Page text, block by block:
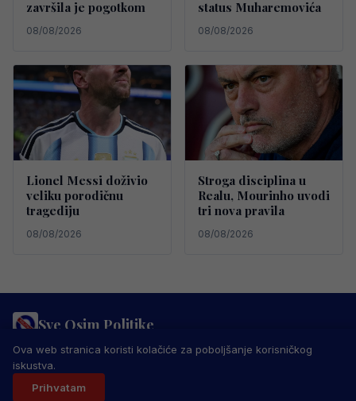
završila je pogotkom
08/08/2026
status Muharemovića
08/08/2026
Lionel Messi doživio
veliku porodičnu
tragediju
08/08/2026
Stroga disciplina u
Realu, Mourinho uvodi
tri nova pravila
08/08/2026
Sve Osim Politike
PRAVILA PRIVATNOSTI MARKETING
USLOVI KORIŠTENJA
IMPRESSUM
© 2026 Sve Osim Politike. Sva prava zadržana.
Ova web stranica koristi kolačiće za poboljšanje korisničkog
iskustva.
Prihvatam